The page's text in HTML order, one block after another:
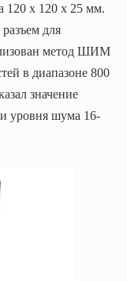
120 х 120 х 25 мм.
для
метод ШИМ
в диапазоне 800
значение
уровня шума 16-